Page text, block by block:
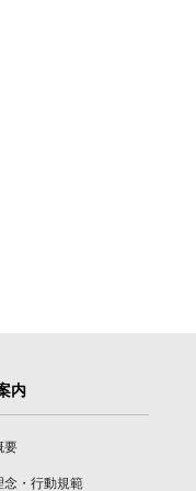
内
要
念・行動規範